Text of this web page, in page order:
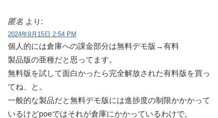
匿名 より:
2024年9月15日 2:54 PM
個人的には倉庫への課金部分は無料デモ版→有料
製品版の亜種だと思ってます。
無料版を試して面白かったら完全解放された有料版を買っ
てね、と。
一般的な製品だと無料デモ版には進捗度の制限かかかって
いるけどpoeではそれが倉庫にかかっているわけで。